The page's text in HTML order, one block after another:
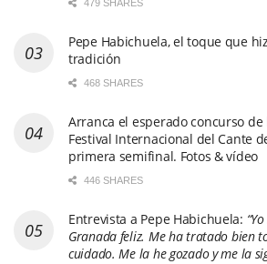
479 SHARES
Pepe Habichuela, el toque que
tradición
468 SHARES
Arranca el esperado concurso de
Festival Internacional del Cante
primera semifinal. Fotos & vídeo
446 SHARES
Entrevista a Pepe Habichuela:
Granada feliz. Me ha tratado bien
cuidado. Me la he gozado y me la